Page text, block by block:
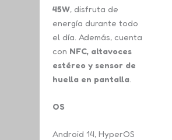
45W, disfruta de
energía durante todo
el día. Además, cuenta
con NFC, altavoces
estéreo y sensor de
huella en pantalla.
OS
Android 14, HyperOS